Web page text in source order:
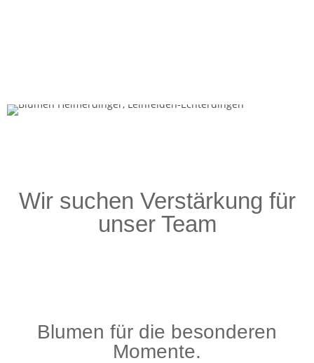
Wir suchen Verstärkung für
unser Team
Blumen für die besonderen
Momente.